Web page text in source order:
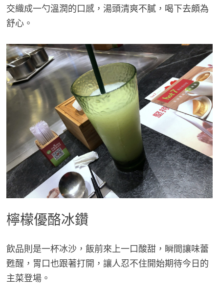
交織成一勺溫潤的口感，湯頭清爽不膩，喝下去頗為
舒心。
檸檬優酪冰鑽
飲品則是一杯冰沙，飯前來上一口酸甜，瞬間讓味蕾
甦醒，胃口也跟著打開，讓人忍不住開始期待今日的
主菜登場。